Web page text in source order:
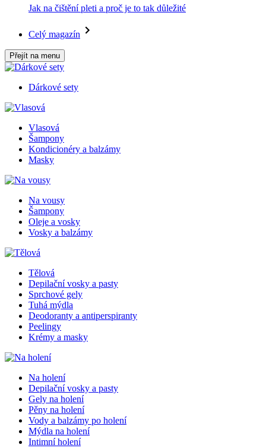
Jak na čištění pleti a proč je to tak důležité
Celý magazín
Přejít na menu
Dárkové sety
Vlasová
Šampony
Kondicionéry a balzámy
Masky
Na vousy
Šampony
Oleje a vosky
Vosky a balzámy
Tělová
Depilační vosky a pasty
Sprchové gely
Tuhá mýdla
Deodoranty a antiperspiranty
Peelingy
Krémy a masky
Na holení
Depilační vosky a pasty
Gely na holení
Pěny na holení
Vody a balzámy po holení
Mýdla na holení
Intimní holení